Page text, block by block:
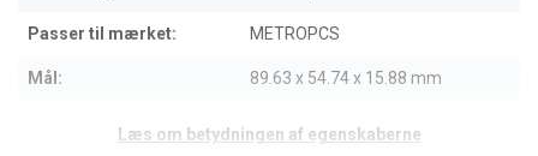
Passer til mærket: METROPCS
Mål: 89.63 x 54.74 x 15.88 mm
Læs om betydningen af egenskaberne